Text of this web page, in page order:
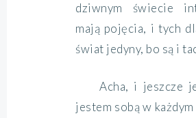
dziwnym świecie
mają pojęcia, i tych
świat jedyny, bo są i
Acha, i jeszcze
jestem sobą w